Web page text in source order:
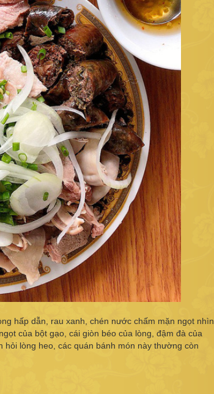
hấp dẫn, rau xanh, chén nước chấm mặn ngọt nhìn
của bột gạo, cái giòn béo của lòng, đậm đà của
lòng heo, các quán bánh món này thường còn